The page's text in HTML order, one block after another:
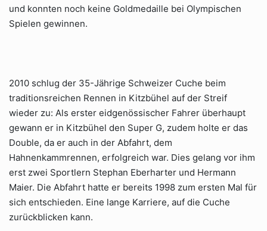
und konnten noch keine Goldmedaille bei Olympischen
Spielen gewinnen.
2010 schlug der 35-Jährige Schweizer Cuche beim
traditionsreichen Rennen in Kitzbühel auf der Streif
wieder zu: Als erster eidgenössischer Fahrer überhaupt
gewann er in Kitzbühel den Super G, zudem holte er das
Double, da er auch in der Abfahrt, dem
Hahnenkammrennen, erfolgreich war. Dies gelang vor ihm
erst zwei Sportlern Stephan Eberharter und Hermann
Maier. Die Abfahrt hatte er bereits 1998 zum ersten Mal für
sich entschieden. Eine lange Karriere, auf die Cuche
zurückblicken kann.